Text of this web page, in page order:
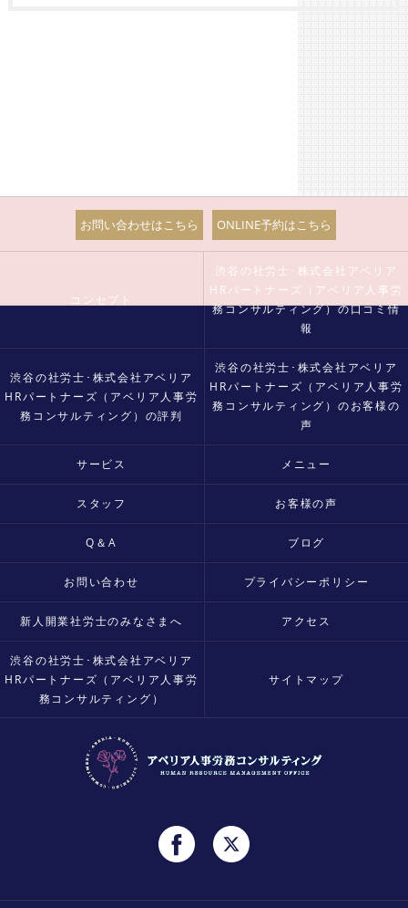
お問い合わせはこちら ONLINE予約はこちら
コンセプト
渋谷の社労士･株式会社アベリア
HRパートナーズ（アベリア人事労
務コンサルティング）の口コミ情
報
渋谷の社労士･株式会社アベリア
HRパートナーズ（アベリア人事労
務コンサルティング）の評判
渋谷の社労士･株式会社アベリア
HRパートナーズ（アベリア人事労
務コンサルティング）のお客様の
声
サービス メニュー
スタッフ お客様の声
Q＆A ブログ
お問い合わせ プライバシーポリシー
新人開業社労士のみなさまへ アクセス
渋谷の社労士･株式会社アベリア
HRパートナーズ（アベリア人事労
務コンサルティング）
サイトマップ